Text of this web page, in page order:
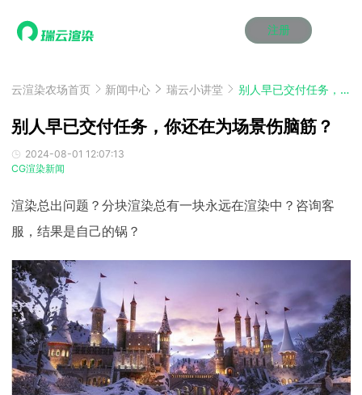
注册
效果图渲染
云制作
云渲染管理系统
瑞兔百宝箱
AI视频插帧
效果图渲染
云制作
云渲染管理系统
瑞兔百宝箱
AI视频插帧
效果图渲染
云制作
云渲染管理系统
瑞兔百宝箱
AI视频插帧
效果图渲染
云制作
云渲染管理系统
瑞兔百宝箱
AI视频插帧
效果图渲染
云制作
云渲染管理系统
瑞兔百宝箱
AI视频插帧
效果图渲染
云制作
云渲染管理系统
瑞兔百宝箱
AI视频插帧
解决方案
3ds Max云渲染方案
Cinema 4D云渲染方案
Blender 云渲染方案
Maya AI渲染方案
3ds Max云渲染方案
Cinema 4D云渲染方案
Blender 云渲染方案
Maya AI渲染方案
3ds Max云渲染方案
Cinema 4D云渲染方案
Blender 云渲染方案
Maya AI渲染方案
3ds Max云渲染方案
Cinema 4D云渲染方案
Blender 云渲染方案
Maya AI渲染方案
3ds Max云渲染方案
Cinema 4D云渲染方案
Blender 云渲染方案
Maya AI渲染方案
3ds Max云渲染方案
Cinema 4D云渲染方案
Blender 云渲染方案
Maya AI渲染方案
动画价格
效果图价格
云制作价格
动画价格
效果图价格
云制作价格
动画价格
效果图价格
云制作价格
动画价格
效果图价格
云制作价格
动画价格
效果图价格
云制作价格
动画价格
效果图价格
云制作价格
案例
资讯&赛事
新闻资讯
渲染百科
渲染大赛
泛CG交流会
新闻资讯
渲染百科
渲染大赛
泛CG交流会
新闻资讯
渲染百科
渲染大赛
泛CG交流会
新闻资讯
渲染百科
渲染大赛
泛CG交流会
新闻资讯
渲染百科
渲染大赛
泛CG交流会
新闻资讯
渲染百科
渲染大赛
泛CG交流会
特惠专区
云渲染优惠攻略
青云平台
教育优惠
云渲染优惠攻略
青云平台
教育优惠
云渲染优惠攻略
青云平台
教育优惠
云渲染优惠攻略
青云平台
教育优惠
云渲染优惠攻略
青云平台
教育优惠
云渲染优惠攻略
青云平台
教育优惠
关于我们
下载动画客户端
动画客户端
动画客户端
动画客户端
动画客户端
动画客户端
云渲染农场首页 新闻中心 瑞云小讲堂 别人早已交付任务，你还在为场景伤脑筋？
别人早已交付任务，你还在为场景伤脑筋？
2024-08-01 12:07:13
CG渲染新闻
渲染总出问题？分块渲染总有一块永远在渲染中？咨询客
服，结果是自己的锅？